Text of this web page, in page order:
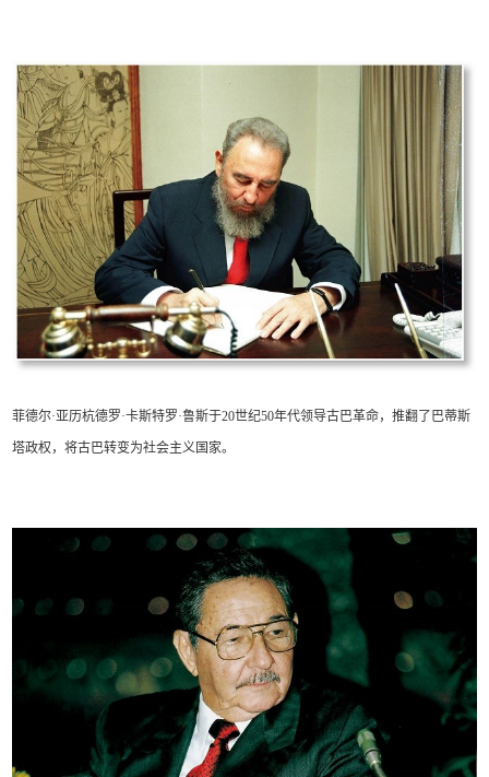
菲德尔·亚历杭德罗·卡斯特罗·鲁斯于20世纪50年代领导古巴革命，推翻了巴蒂斯
塔政权，将古巴转变为社会主义国家。